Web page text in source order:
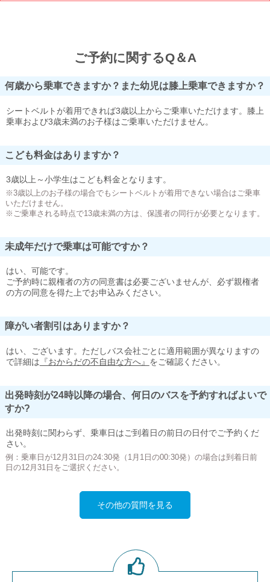
ご予約に関するQ＆A
何歳から乗車できますか？また幼児は膝上乗車できますか？
シートベルトが着用できれば3歳以上からご乗車いただけます。膝上
乗車および3歳未満のお子様はご乗車いただけません。
こども料金はありますか？
3歳以上～小学生はこども料金となります。
※3歳以上のお子様の場合でもシートベルトが着用できない場合はご乗車
いただけません。
※ご乗車される時点で13歳未満の方は、保護者の同行が必要となります。
未成年だけで乗車は可能ですか？
はい、可能です。
ご予約時に親権者の方の同意書は必要ございませんが、必ず親権者
の方の同意を得た上でお申込みください。
障がい者割引はありますか？
はい、ございます。ただしバス会社ごとに適用範囲が異なりますの
で詳細は 『おからだの不自由な方へ』 をご確認ください。
出発時刻が24時以降の場合、何日のバスを予約すればよいで
すか?
出発時刻に関わらず、乗車日はご到着日の前日の日付でご予約くだ
さい。
例：乗車日が12月31日の24:30発（1月1日の00:30発）の場合は到着日前
日の12月31日をご選択ください。
その他の質問を見る